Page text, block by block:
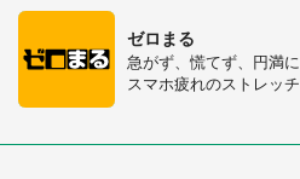
ゼロまる
急がず、慌てず、円満に
スマホ疲れのストレッチ